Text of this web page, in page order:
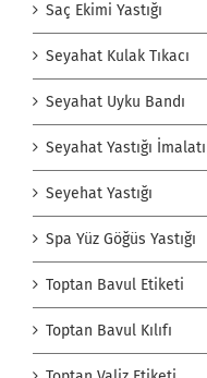
Saç Ekimi Yastığı
Seyahat Kulak Tıkacı
Seyahat Uyku Bandı
Seyahat Yastığı İmalatı
Seyehat Yastığı
Spa Yüz Göğüs Yastığı
Toptan Bavul Etiketi
Toptan Bavul Kılıfı